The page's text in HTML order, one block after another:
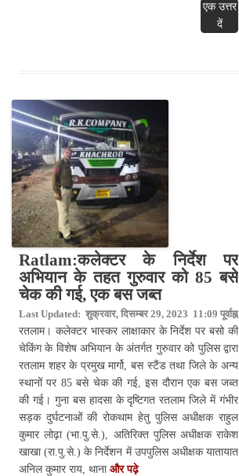
एक उत्तर
दें
Ratlam:कलेक्टर के निर्देश पर
अभियान के तहत गुरुवार को 85 बसे
चेक की गई, एक बस जब्त
Last Updated: शुक्रवार, दिसम्बर 29, 2023 11:09 पूर्वाह्न
रतलाम। कलेक्टर भास्कर लाक्षाकार के निर्देश पर बसो की
चेकिंग के विशेष अभियान के अंतर्गत गुरुवार को पुलिस द्वारा
रतलाम शहर के प्रमुख मार्गो, बस स्टैंड तथा जिले के अन्य
स्थानों पर 85 बसे चेक की गई, इस दौरान एक बस जब्त
की गई। गुना बस हादसा के दृष्टिगत रतलाम जिले में गंभीर
सड़क दुर्घटनाओं की रोकथाम हेतु पुलिस अधीक्षक राहुल
कुमार लोढ़ा (भा.पु.से.), अतिरिक्त पुलिस अधीक्षक राकेश
खाखा (रा.पु.से.) के निर्देशन में उपपुलिस अधीक्षक यातायात
अनिल कुमार राय, थाना और पढ़े